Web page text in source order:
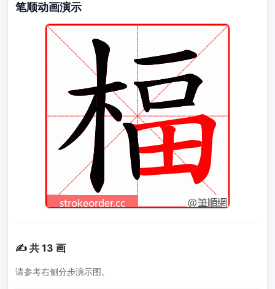
笔顺动画演示
✍️ 共 13 画
请参考右侧分步演示图。